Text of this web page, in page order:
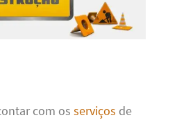
com os serviços de